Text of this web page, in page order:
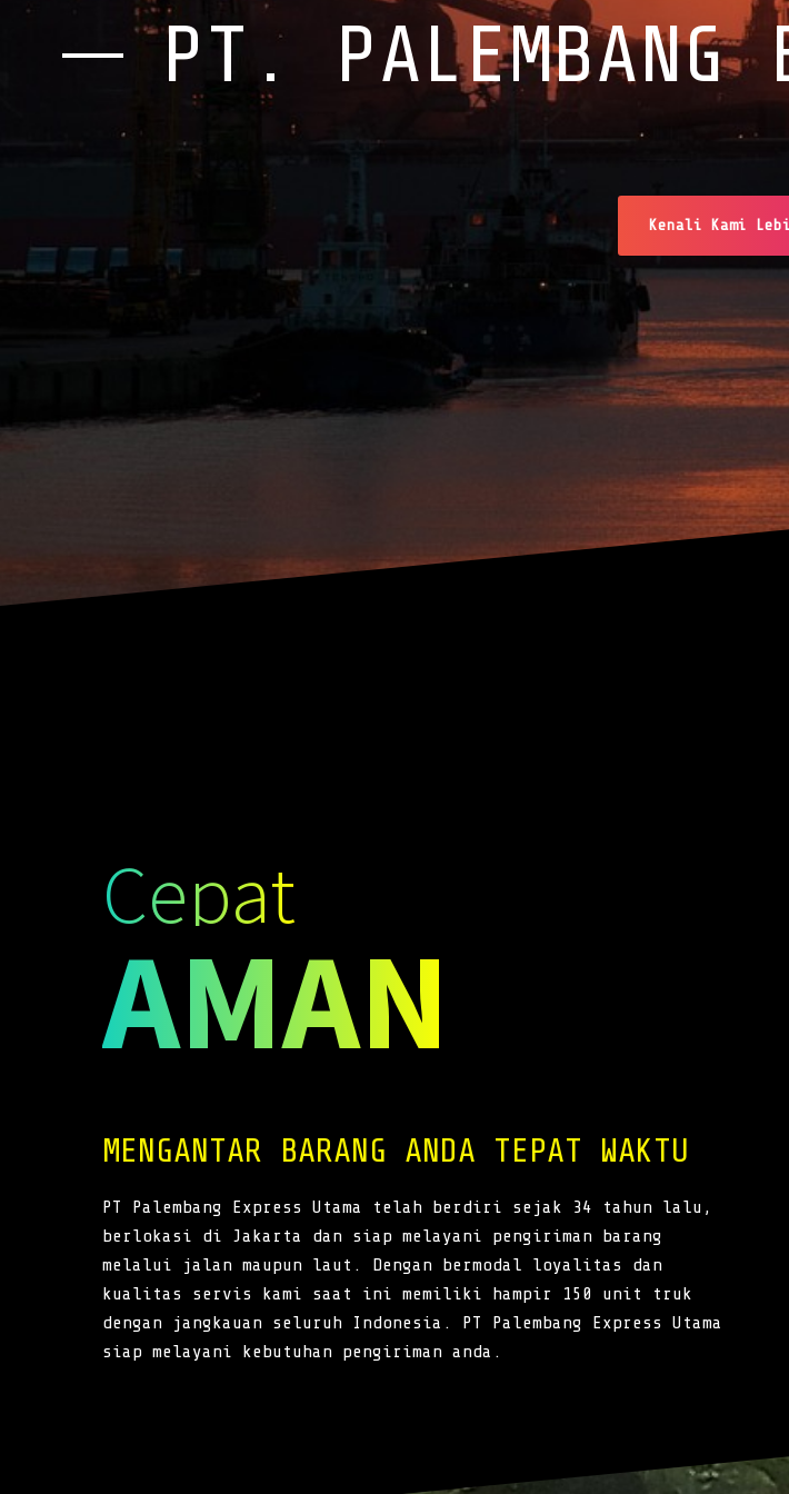
PT. PALEMBANG
Kenali Kami
Cepat
AMAN
MENGANTAR BARANG ANDA TEPAT WAKTU
PT Palembang Express Utama telah berdiri sejak 34 tahun lalu,
berlokasi di Jakarta dan siap melayani pengiriman barang
melalui jalan maupun laut. Dengan bermodal loyalitas dan
kualitas servis kami saat ini memiliki hampir 150 unit truk
dengan jangkauan seluruh Indonesia. PT Palembang Express Utama
siap melayani kebutuhan pengiriman anda.